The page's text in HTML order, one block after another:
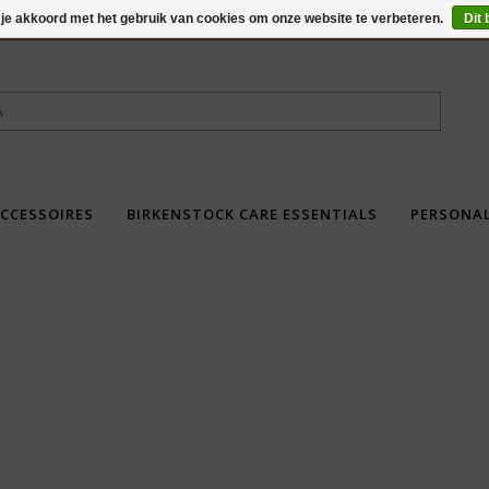
BIRKENSTOCK CARE ESSENTIALS
akkoord met het gebruik van cookies om onze website te verbeteren. Dit